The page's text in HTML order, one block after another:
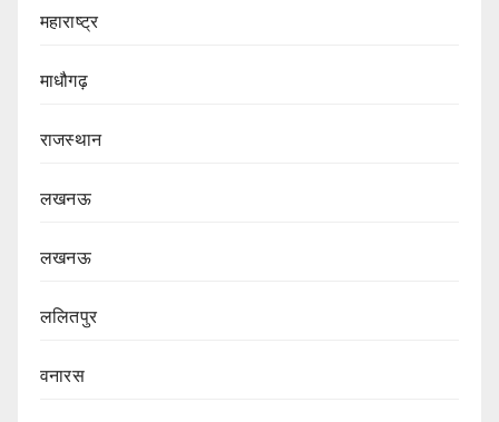
महाराष्ट्र
माधौगढ़
राजस्थान
लखनऊ
लखनऊ
ललितपुर
वनारस